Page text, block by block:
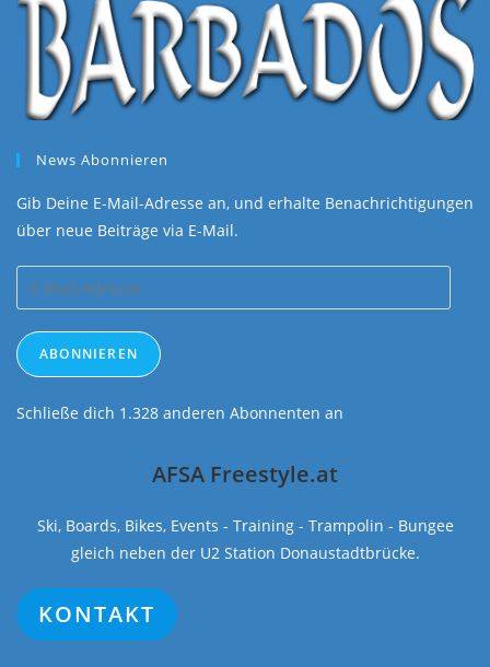
News Abonnieren
Gib Deine E-Mail-Adresse an, und erhalte Benachrichtigungen
über neue Beiträge via E-Mail.
Mail-
Adresse
ABONNIEREN
Schließe dich 1.328 anderen Abonnenten an
AFSA Freestyle.at
Ski, Boards, Bikes, Events - Training - Trampolin - Bungee
gleich neben der U2 Station Donaustadtbrücke.
KONTAKT